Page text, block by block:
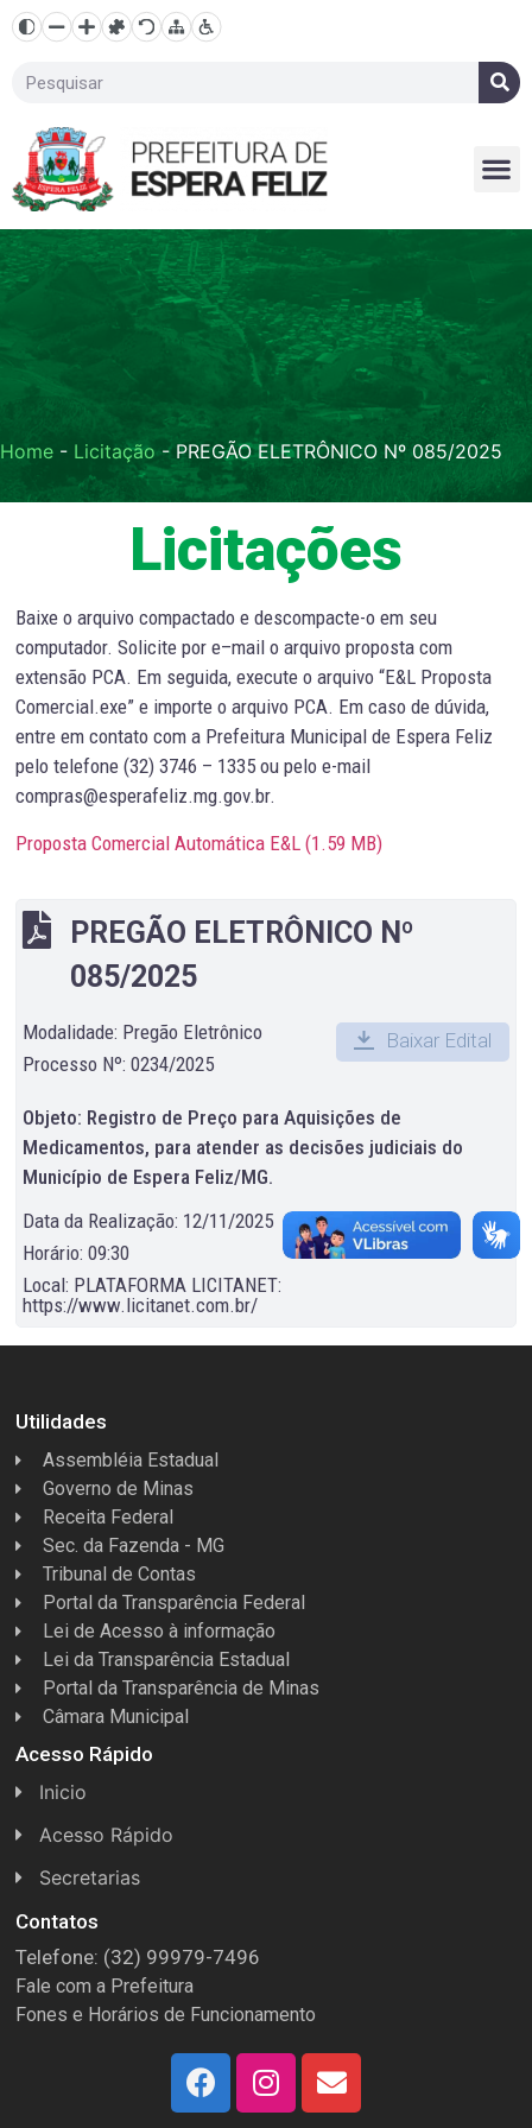
Home - Licitação-PREGÃO ELETRÔNICO Nº 085/2025
Licitações
Baixe o arquivo compactado e descompacte-o em seu
computador. Solicite por e–mail o arquivo proposta com
extensão PCA. Em seguida, execute o arquivo “E&L Proposta
Comercial.exe” e importe o arquivo PCA. Em caso de dúvida,
entre em contato com a Prefeitura Municipal de Espera Feliz
pelo telefone (32) 3746 – 1335 ou pelo e-mail
compras@esperafeliz.mg.gov.br.
Proposta Comercial Automática E&L (1.59 MB)
PREGÃO ELETRÔNICO Nº
085/2025
Modalidade: Pregão Eletrônico
Processo Nº: 0234/2025
Baixar Edital
Objeto: Registro de Preço para Aquisições de
Medicamentos, para atender as decisões judiciais do
Município de Espera Feliz/MG.
Data da Realização: 12/11/2025
Horário: 09:30
Local: PLATAFORMA LICITANET:
https://www.licitanet.com.br/
Utilidades
Assembléia Estadual
Governo de Minas
Receita Federal
Sec. da Fazenda - MG
Tribunal de Contas
Portal da Transparência Federal
Lei de Acesso à informação
Lei da Transparência Estadual
Portal da Transparência de Minas
Câmara Municipal
Acesso Rápido
Inicio
Acesso Rápido
Concursos
Conselhos
Espera Feliz Antigamente
e-Nota
Secretarias
Licitações
Secretaria de Esportes
Secretarias e Diretorias
Secretaria de Turismo
Contatos
Telefone: (32) 99979-7496
Fale com a Prefeitura
Fones e Horários de Funcionamento